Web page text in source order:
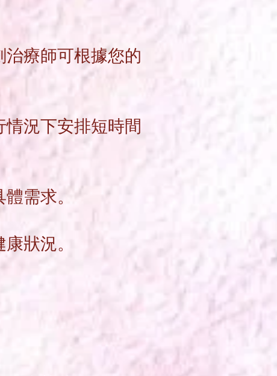
治療師可根據您的
情況下安排短時間
體需求。
康狀況。